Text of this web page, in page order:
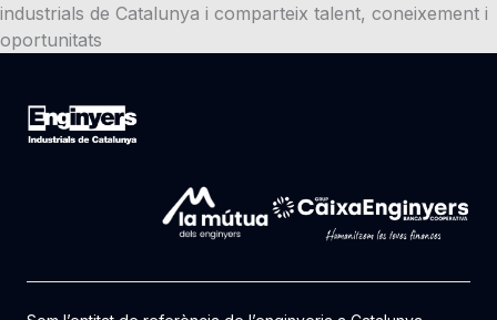
industrials de Catalunya i comparteix talent, coneixement i
oportunitats